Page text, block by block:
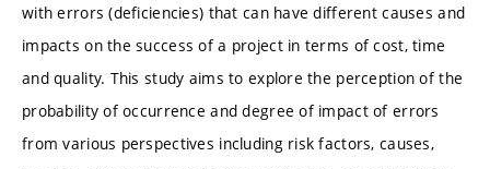
with errors (deficiencies) that can have different causes and
impacts on the success of a project in terms of cost, time
and quality. This study aims to explore the perception of the
probability of occurrence and degree of impact of errors
from various perspectives including risk factors, causes,